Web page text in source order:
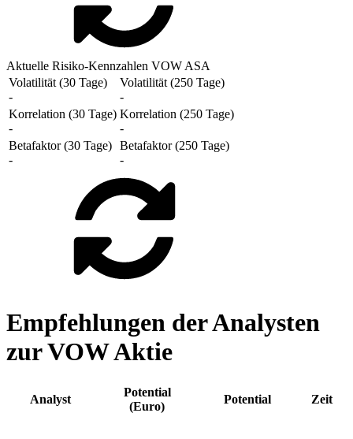
Aktuelle Risiko-Kennzahlen VOW ASA
Volatilität (30 Tage)
-
Volatilität (250 Tage)
-
Korrelation (30 Tage)
-
Korrelation (250 Tage)
-
Betafaktor (30 Tage)
-
Betafaktor (250 Tage)
-
Empfehlungen der Analysten
zur VOW Aktie
Analyst
Potential
(Euro)
Potential Zeit